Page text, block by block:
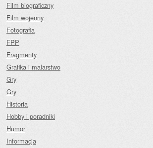
Film biograficzny
Film wojenny
Fotografia
FPP
Fragmenty
Grafika i malarstwo
Gry
Gry
Historia
Hobby i poradniki
Humor
Informacja